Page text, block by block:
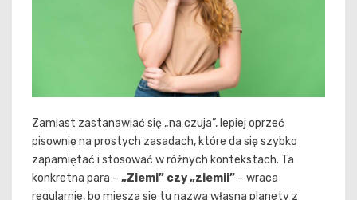
Zamiast zastanawiać się „na czuja”, lepiej oprzeć
pisownię na prostych zasadach, które da się szybko
zapamiętać i stosować w różnych kontekstach. Ta
konkretna para – „Ziemi” czy „ziemii” – wraca
regularnie, bo miesza się tu nazwa własna planety z